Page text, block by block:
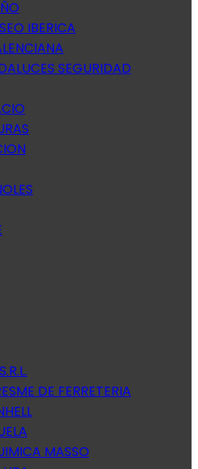
IBERICA
SEGURIDAD
DE FERRETERIA
MASSO